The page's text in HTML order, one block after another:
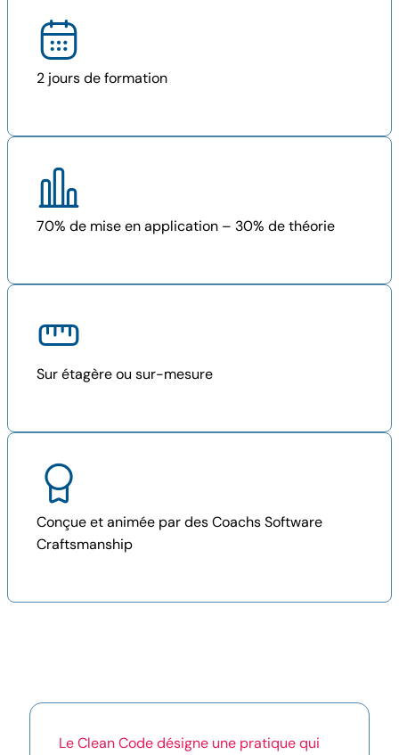
2 jours de formation
70% de mise en application – 30% de théorie
Sur étagère ou sur-mesure
Conçue et animée par des Coachs Software
Craftsmanship
Le Clean Code désigne une pratique qui